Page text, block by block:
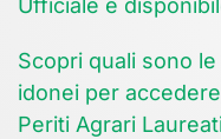
Ufficiale è
Scopri quali sono
idonei per
Periti Agrari